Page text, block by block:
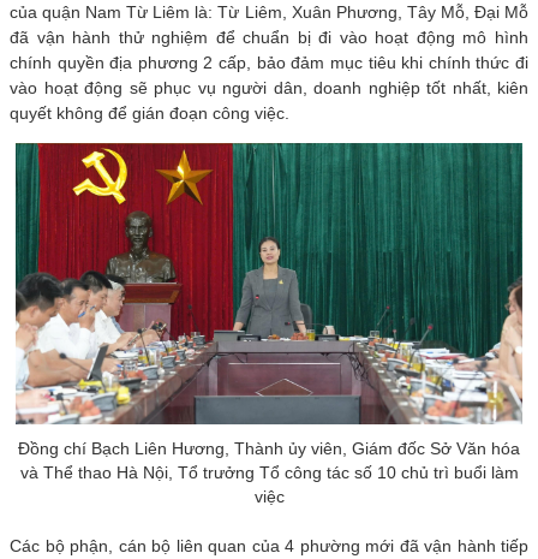
của quận Nam Từ Liêm là: Từ Liêm, Xuân Phương, Tây Mỗ, Đại Mỗ
đã vận hành thử nghiệm để chuẩn bị đi vào hoạt động mô hình
chính quyền địa phương 2 cấp, bảo đảm mục tiêu khi chính thức đi
vào hoạt động sẽ phục vụ người dân, doanh nghiệp tốt nhất, kiên
quyết không để gián đoạn công việc.
Đồng chí Bạch Liên Hương, Thành ủy viên, Giám đốc Sở Văn hóa
và Thể thao Hà Nội, Tổ trưởng Tổ công tác số 10 chủ trì buổi làm
việc
Các bộ phận, cán bộ liên quan của 4 phường mới đã vận hành tiếp